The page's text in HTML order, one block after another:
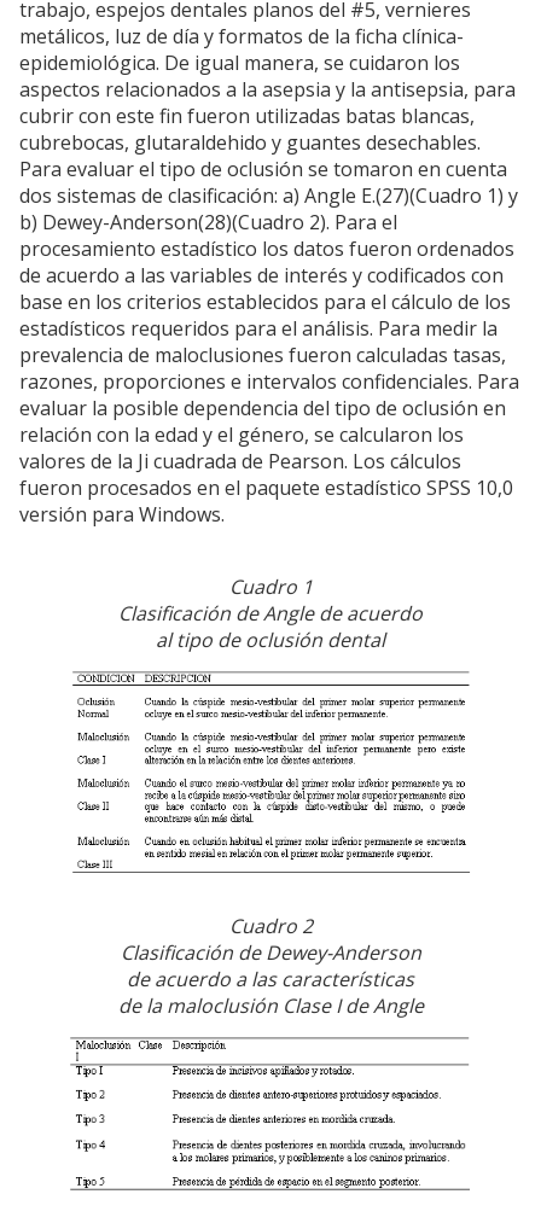
trabajo, espejos dentales planos del #5, vernieres
metálicos, luz de día y formatos de la ficha clínica-
epidemiológica. De igual manera, se cuidaron los
aspectos relacionados a la asepsia y la antisepsia, para
cubrir con este fin fueron utilizadas batas blancas,
cubrebocas, glutaraldehido y guantes desechables.
Para evaluar el tipo de oclusión se tomaron en cuenta
dos sistemas de clasificación: a) Angle E.(27)(Cuadro 1) y
b) Dewey-Anderson(28)(Cuadro 2). Para el
procesamiento estadístico los datos fueron ordenados
de acuerdo a las variables de interés y codificados con
base en los criterios establecidos para el cálculo de los
estadísticos requeridos para el análisis. Para medir la
prevalencia de maloclusiones fueron calculadas tasas,
razones, proporciones e intervalos confidenciales. Para
evaluar la posible dependencia del tipo de oclusión en
relación con la edad y el género, se calcularon los
valores de la Ji cuadrada de Pearson. Los cálculos
fueron procesados en el paquete estadístico SPSS 10,0
versión para Windows.
Cuadro 1
Clasificación de Angle de acuerdo
al tipo de oclusión dental
Cuadro 2
Clasificación de Dewey-Anderson
de acuerdo a las características
de la maloclusión Clase I de Angle